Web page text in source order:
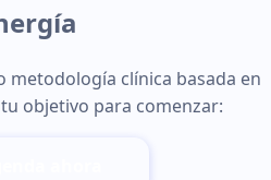
metodología clínica basada en
objetivo para comenzar: